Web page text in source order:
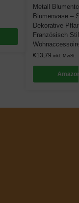
Metall
Blumenvase –
Dekorative
Französisch
€13,79 inkl. MwSt.